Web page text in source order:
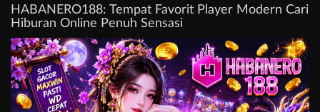
HABANERO188: Tempat Favorit Player Modern Cari
Hiburan Online Penuh Sensasi